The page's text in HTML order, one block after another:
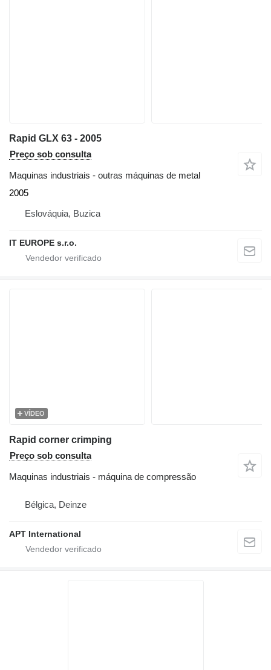
Rapid GLX 63 - 2005
Preço sob consulta
Maquinas industriais - outras máquinas de metal
2005
Eslováquia, Buzica
IT EUROPE s.r.o.
VÍDEO
Rapid corner crimping
Preço sob consulta
Maquinas industriais - máquina de compressão
Bélgica, Deinze
APT International